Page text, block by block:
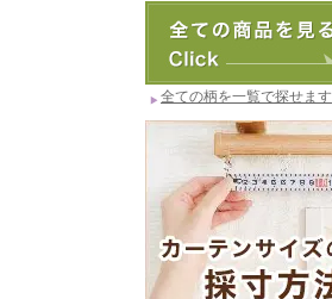
全ての柄を一覧で探せます